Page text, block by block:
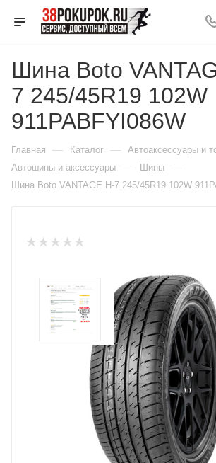
Шина Boto
7 245/45R19 102W
911PABFYI086W
Главная — Каталог — Автоаксессуары и
Автошины и аксессуары — Шины —
Шина Boto VANTAGE H-7 245/45R19 102W